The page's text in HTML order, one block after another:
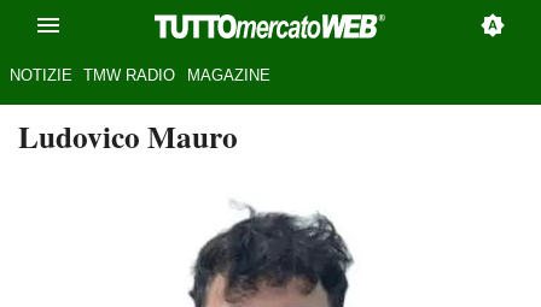
NOTIZIE TMW RADIO MAGAZINE
Ludovico Mauro